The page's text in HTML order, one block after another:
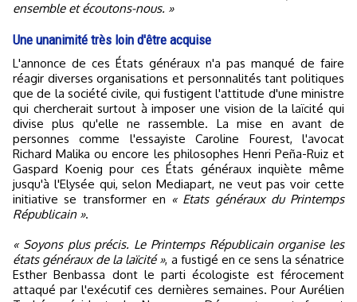
ensemble et écoutons-nous. »
Une unanimité très loin d'être acquise
L'annonce de ces États généraux n'a pas manqué de faire
réagir diverses organisations et personnalités tant politiques
que de la société civile, qui fustigent l'attitude d'une ministre
qui chercherait surtout à imposer une vision de la laïcité qui
divise plus qu'elle ne rassemble. La mise en avant de
personnes comme l'essayiste Caroline Fourest, l'avocat
Richard Malika ou encore les philosophes Henri Peña-Ruiz et
Gaspard Koenig pour ces États généraux inquiète même
jusqu'à l'Elysée qui, selon Mediapart, ne veut pas voir cette
initiative se transformer en « Etats généraux du Printemps
Républicain ».
« Soyons plus précis. Le Printemps Républicain organise les
états généraux de la laïcité », a fustigé en ce sens la sénatrice
Esther Benbassa dont le parti écologiste est férocement
attaqué par l'exécutif ces dernières semaines. Pour Aurélien